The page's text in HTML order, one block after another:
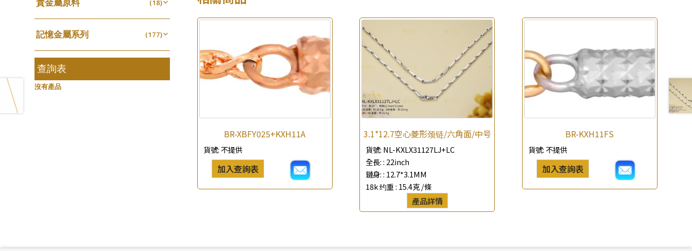
查詢以下產品
BR-XBFY025+KXH11A
貨號:不提供
加入查詢表
3.1*12.7空心菱形颈链/六角面/中号
貨號: NL-KXLX31127LJ+LC
全長: : 22inch
鏈身: : 12.7*3.1MM
18k 约重 : 15.4克 /條
產品詳情
BR-KXH11FS
貨號:不提供
加入查詢表
盒子鏈系列 (6)
嘴唇鏈系列 (3)
竹節鏈系列 (5)
S車花鏈系列
珍珠鏈系列 (3)
生肖吊墜 (27)
管扣系列
星座吊墜 (12)
水泡扣 (17)
珠扣
(18)
千足金 (18)
記憶金屬系列 (177)
記憶戒指 (30)
拉簧珠珠手鏈
記憶鈦手鐲
查詢表
沒有產品